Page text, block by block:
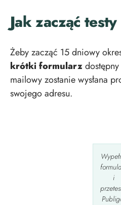
Jak zacząć
Żeby zacząć 15 dniowy
krótki formularz dostępny
mailowy zostanie wysłana
swojego adresu.
i